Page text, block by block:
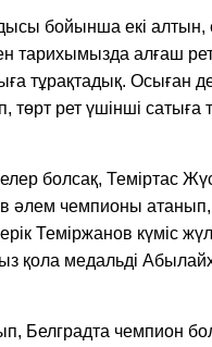
бойынша екі алтын,
тарихымызда алғаш
тұрақтадық. Осыған
төрт рет үшінші сатыға
болсақ, Теміртас
әлем чемпионы
Теміржанов күміс
қола медальді
Белградта чемпион